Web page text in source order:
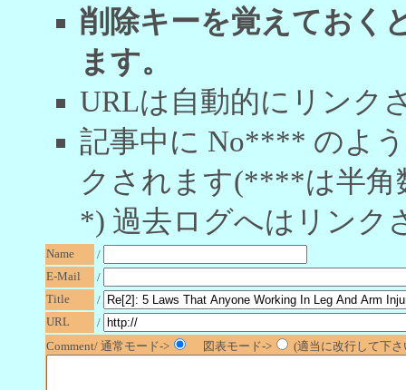
削除キーを覚えておく
ます。
URLは自動的にリンク
記事中に No**** のよ
クされます(****は半角
*) 過去ログへはリンク
Name
/
E-Mail
/
Title
/
URL
/
Comment/ 通常モード->
図表モード-> (適当に改行して下